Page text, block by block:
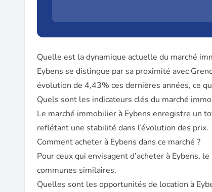
Quelle est la dynamique actuelle du marché
Eybens se distingue par sa proximité avec
évolution de 4,43% ces dernières années, ce
Quels sont les indicateurs clés du marché
Le marché immobilier à Eybens enregistre un
reflétant une stabilité dans l’évolution des prix.
Comment acheter à Eybens dans ce marché ?
Pour ceux qui envisagent d’acheter à Eybens,
communes similaires.
Quelles sont les opportunités de location à